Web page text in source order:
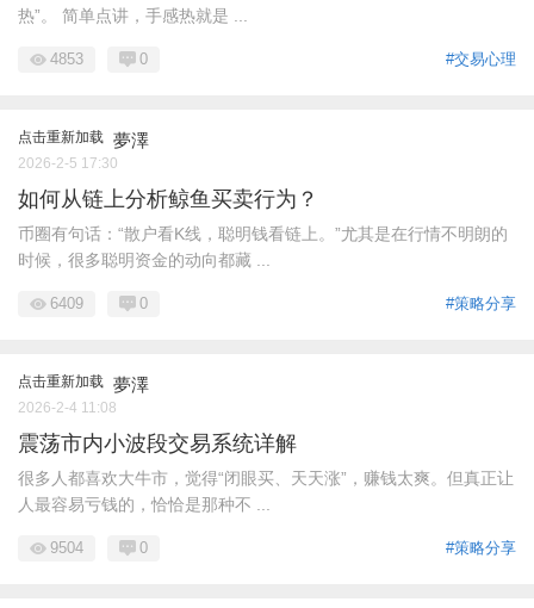
热”。 简单点讲，手感热就是 ...
#交易心理
4853 0
点击重新加载 夢澤
2026-2-5 17:30
如何从链上分析鲸鱼买卖行为？
币圈有句话：“散户看K线，聪明钱看链上。”尤其是在行情不明朗的
时候，很多聪明资金的动向都藏 ...
#策略分享
6409 0
点击重新加载 夢澤
2026-2-4 11:08
震荡市内小波段交易系统详解
很多人都喜欢大牛市，觉得“闭眼买、天天涨”，赚钱太爽。但真正让
人最容易亏钱的，恰恰是那种不 ...
#策略分享
9504 0